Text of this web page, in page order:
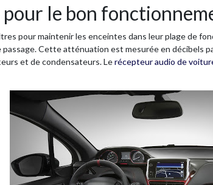
le bon
pour maintenir les enceintes dans leur plage de
Cette atténuation est mesurée en décibels
et de condensateurs. Lerécepteur audio de